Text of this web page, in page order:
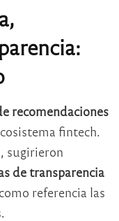
recomendaciones
fintech.
sugirieron
de transparencia
referencia las